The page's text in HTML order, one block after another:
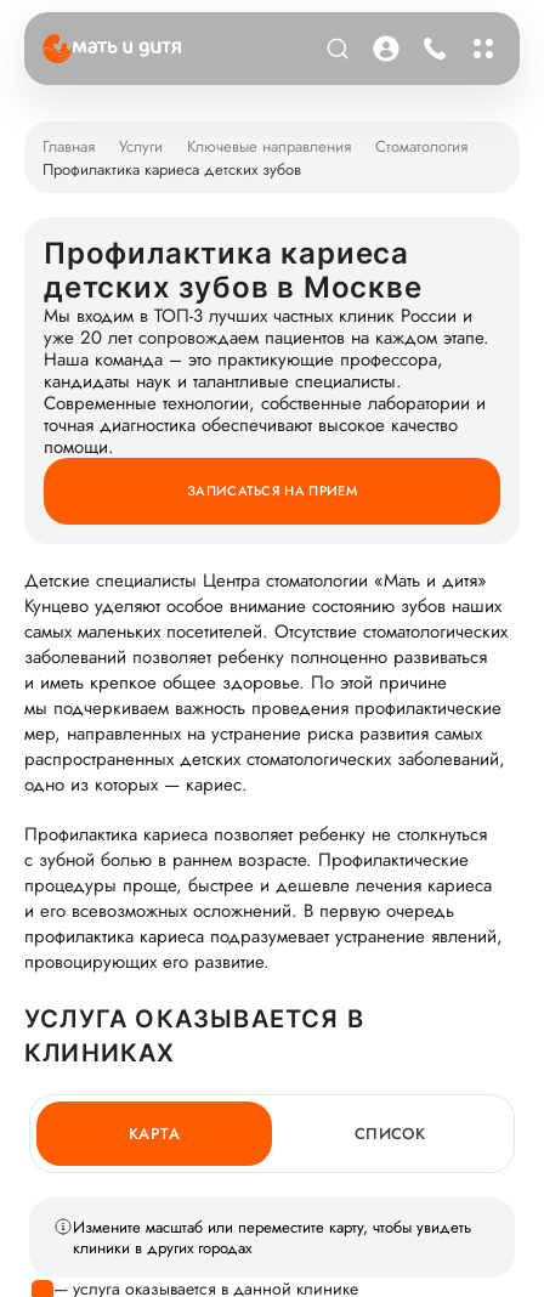
Главная Услуги Ключевые направления
Стоматология
Профилактика кариеса детских зубов
Профилактика кариеса
детских зубов в Москве
Мы входим в ТОП-3 лучших частных клиник России и
уже 20 лет сопровождаем пациентов на каждом этапе.
Наша команда – это практикующие профессора,
кандидаты наук и талантливые специалисты.
Современные технологии, собственные лаборатории и
точная диагностика обеспечивают высокое качество
помощи.
ЗАПИСАТЬСЯ НА ПРИЕМ
Детские специалисты Центра стоматологии «Мать и дитя»
Кунцево уделяют особое внимание состоянию зубов наших
самых маленьких посетителей. Отсутствие стоматологических
заболеваний позволяет ребенку полноценно развиваться
и иметь крепкое общее здоровье. По этой причине
мы подчеркиваем важность проведения профилактические
мер, направленных на устранение риска развития самых
распространенных детских стоматологических заболеваний,
одно из которых — кариес.
Профилактика кариеса позволяет ребенку не столкнуться
с зубной болью в раннем возрасте. Профилактические
процедуры проще, быстрее и дешевле лечения кариеса
и его всевозможных осложнений. В первую очередь
профилактика кариеса подразумевает устранение явлений,
провоцирующих его развитие.
УСЛУГА ОКАЗЫВАЕТСЯ В
КЛИНИКАХ
КАРТА СПИСОК
Измените масштаб или переместите карту, чтобы увидеть
клиники в других городах
— услуга оказывается в данной клинике